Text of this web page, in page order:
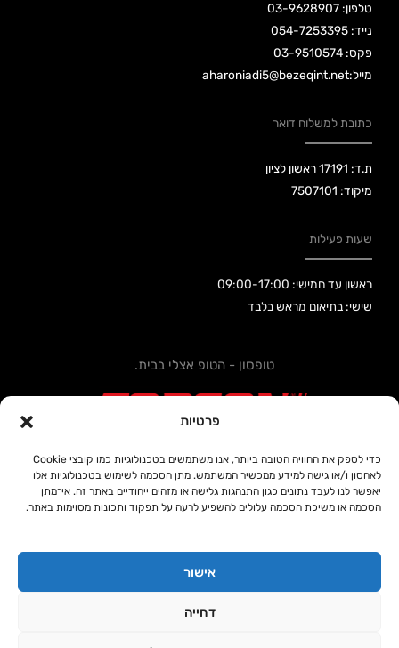
פרטיות
כדי לספק את החוויה הטובה ביותר, אנו משתמשים בטכנולוגיות כמו קובצי Cookie
לאחסון ו/או גישה למידע ממכשיר המשתמש. מתן הסכמה לשימוש בטכנולוגיות אלו
יאפשר לנו לעבד נתונים כגון התנהגות גלישה או מזהים ייחודיים באתר זה. אי־מתן
הסכמה או משיכת הסכמה עלולים להשפיע לרעה על תפקוד ותכונות מסוימות באתר.
אישור
דחייה
טלפון: 03-9628907
נייד: 054-7253395
פקס: 03-9510574
מייל:aharoniadi5@bezeqint.net
כתובת למשלוח דואר
ת.ד: 17191 ראשון לציון
מיקוד: 7507101
שעות פעילות
ראשון עד חמישי: 09:00-17:00
שישי: בתיאום מראש בלבד
טופסון - הטופ אצלי בבית.
קידום אתרים SEOUP
כל הזכויות שמורות © טופסון 2020